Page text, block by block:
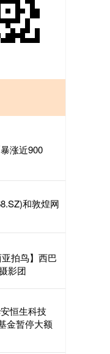
涨近900
和敦煌网
拍鸟】西巴
影团
恒生科技
金暂停大额